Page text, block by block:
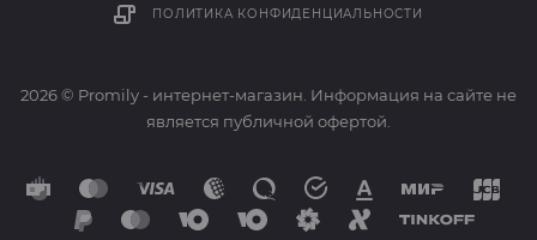
ПОЛИТИКА КОНФИДЕНЦИАЛЬНОСТИ
2026 © Promily - интернет-магазин. Информация на сайте не
является публичной офертой.